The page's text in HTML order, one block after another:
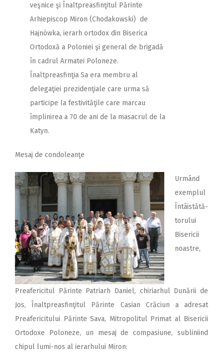
veşnice şi Înaltpreasfinţitul Părinte
Arhiepiscop Miron (Chodakowski) de
Hajnówka, ierarh ortodox din Biserica
Ortodoxă a Poloniei şi general de brigadă
în cadrul Armatei Poloneze.
Înaltpreasfinţia Sa era membru al
delegaţiei prezidenţiale care urma să
participe la festivităţile care marcau
împlinirea a 70 de ani de la masacrul de la
Katyn.
Mesaj de condoleanţe
Urmând
exemplul
Întâistătă-
torului
Bisericii
noastre,
Preafericitul Părinte Patriarh Daniel, chiriarhul Dunării de
Jos, Înaltpreasfinţitul Părinte Casian Crăciun a adresat
Preafericitului Părinte Sava, Mitropolitul Primat al Bisericii
Ortodoxe Poloneze, un mesaj de compasiune, subliniind
chipul lumi-nos al ierarhului Miron: